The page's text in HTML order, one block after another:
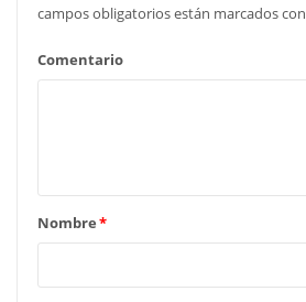
campos obligatorios están marcados con
Comentario
Nombre*